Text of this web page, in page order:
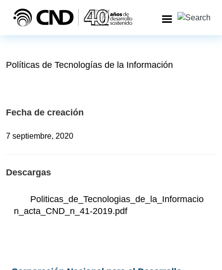
Políticas de Tecnologías de la Información
Fecha de creación
7 septiembre, 2020
Descargas
Politicas_de_Tecnologias_de_la_Informacio
n_acta_CND_n_41-2019.pdf